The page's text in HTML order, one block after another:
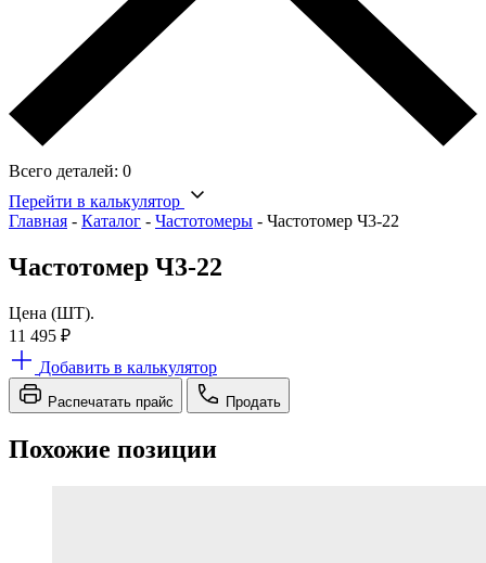
Всего деталей: 0
Перейти в калькулятор
Главная - Каталог - Частотомеры - Частотомер Ч3-22
Частотомер Ч3-22
Цена (ШТ).
11 495 ₽
Добавить в калькулятор
Распечатать прайс Продать
Похожие позиции